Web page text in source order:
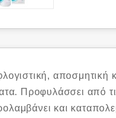
Προφυλάσσει από
και